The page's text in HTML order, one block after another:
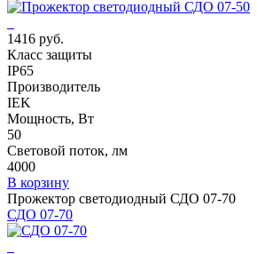
1416 руб.
Класс защиты
IP65
Производитель
IEK
Мощность, Вт
50
Световой поток, лм
4000
В корзину
Прожектор светодиодный СДО 07-70
СДО 07-70